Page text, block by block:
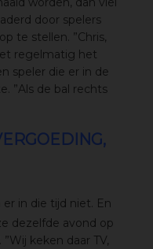
door spelers
te stellen. ”Chris,
regelmatig het
speler die er in de
”Als de bal rechts
in die tijd niet. En
dezelfde avond op
”Wij keken daar TV,